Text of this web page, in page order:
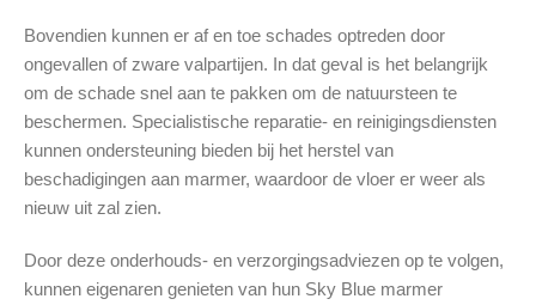
Bovendien kunnen er af en toe schades optreden door
ongevallen of zware valpartijen. In dat geval is het belangrijk
om de schade snel aan te pakken om de natuursteen te
beschermen. Specialistische reparatie- en reinigingsdiensten
kunnen ondersteuning bieden bij het herstel van
beschadigingen aan marmer, waardoor de vloer er weer als
nieuw uit zal zien.
Door deze onderhouds- en verzorgingsadviezen op te volgen,
kunnen eigenaren genieten van hun Sky Blue marmer